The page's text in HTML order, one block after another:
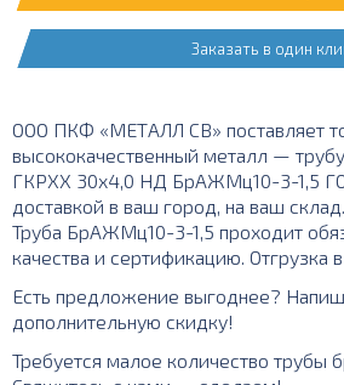
Заказать в один
ООО ПКФ «МЕТАЛЛ СВ» поставляет
высококачественный металл —
ГКРХХ 30х4,0 НД БрАЖМц10-3-1,5
доставкой в ваш город, на ваш
Труба БрАЖМц10-3-1,5 проходит
качества и сертификацию. Отгрузка
Есть предложение выгоднее?
дополнительную скидку!
Требуется малое количество трубы